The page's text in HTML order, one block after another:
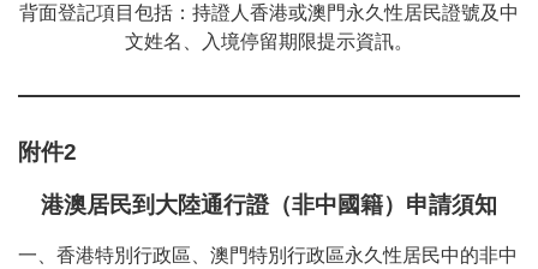
背面登記項目包括：持證人香港或澳門永久性居民證號及中
文姓名、入境停留期限提示資訊。
附件2
港澳居民到大陸通行證（非中國籍）申請須知
一、香港特別行政區、澳門特別行政區永久性居民中的非中